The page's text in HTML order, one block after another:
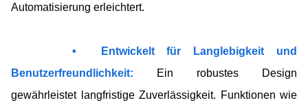
Automatisierung erleichtert.
• Entwickelt für Langlebigkeit und
Benutzerfreundlichkeit:​ Ein robustes Design
gewährleistet langfristige Zuverlässigkeit. Funktionen wie